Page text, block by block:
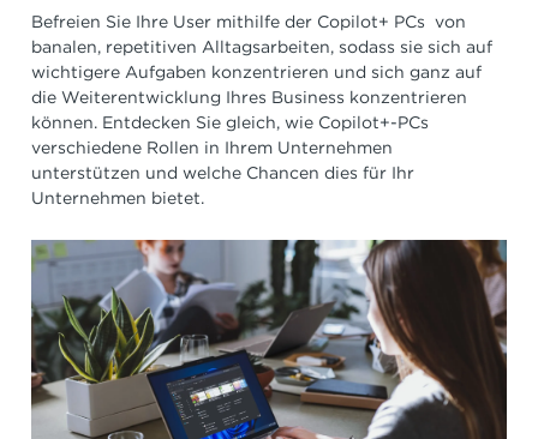
Befreien Sie Ihre User mithilfe der Copilot+ PCs von
banalen, repetitiven Alltagsarbeiten, sodass sie sich auf
wichtigere Aufgaben konzentrieren und sich ganz auf
die Weiterentwicklung Ihres Business konzentrieren
können. Entdecken Sie gleich, wie Copilot+-PCs
verschiedene Rollen in Ihrem Unternehmen
unterstützen und welche Chancen dies für Ihr
Unternehmen bietet.